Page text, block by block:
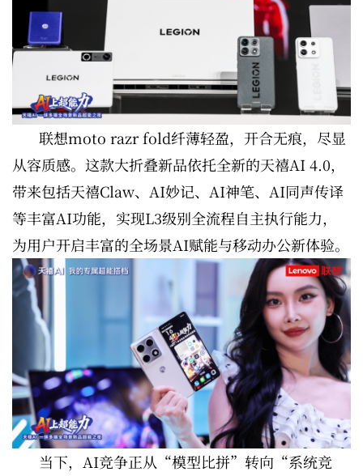
联想moto razr fold纤薄轻盈，开合无痕，尽显
从容质感。这款大折叠新品依托全新的天禧AI 4.0，
带来包括天禧Claw、AI妙记、AI神笔、AI同声传译
等丰富AI功能，实现L3级别全流程自主执行能力，
为用户开启丰富的全场景AI赋能与移动办公新体验。
当下，AI竞争正从“模型比拼”转向“系统竞